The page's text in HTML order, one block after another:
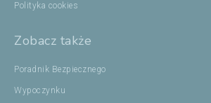
Polityka cookies
Zobacz także
Poradnik Bezpiecznego
Wypoczynku